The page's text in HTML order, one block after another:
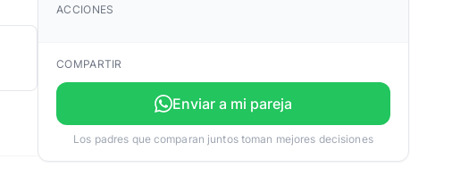
ACCIONES
COMPARTIR
Enviar a mi pareja
Los padres que comparan juntos toman mejores decisiones